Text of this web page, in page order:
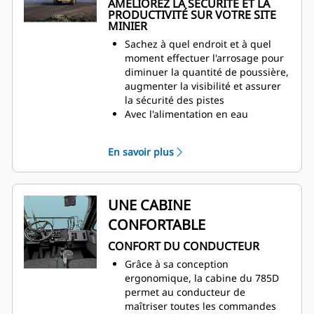
AMÉLIOREZ LA SÉCURITÉ ET LA
PRODUCTIVITÉ SUR VOTRE SITE
MINIER
Sachez à quel endroit et à quel
moment effectuer l'arrosage pour
diminuer la quantité de poussière,
augmenter la visibilité et assurer
la sécurité des pistes
Avec l'alimentation en eau
la circulation
Lorsque le réservoir d'eau est
plein, le dispositif d'arrêt
automatique empêche tout
remplissage excessif, ce qui
augmente également la durée de
vie des composants
Surveillez le remplissage du
réservoir depuis la cabine
Le système d'alimentation en eau
intègre une fonction automatique
de démarrage et d'arrêt en
En savoir plus
UNE CABINE
CONFORTABLE
CONFORT DU CONDUCTEUR
Grâce à sa conception
ergonomique, la cabine du 785D
permet au conducteur de
maîtriser toutes les commandes